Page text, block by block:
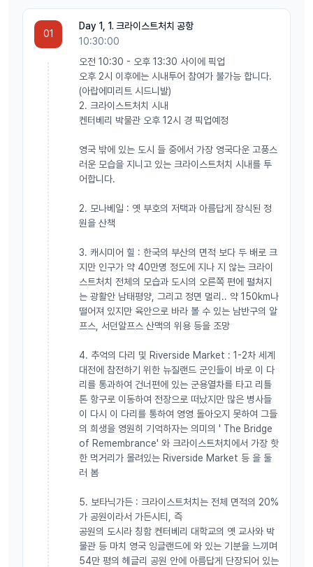
* 코스는 항공일정 및 현지 사정 (특히 겨울철 적설량에 의한 자연재해)
에 따라 다소 변경이 있을 수 있습니다.
* 밀포드사운드 도로 통제시 퀸스타운 TSS 언슬로 증기선 유람 대체
* 최소 출발 인원 :4명
01
Day 1, 1. 크라이스트처치 공항
10:30:00
오전 10:30 - 오후 13:30 사이에 픽업
오후 2시 이후에는 시내투어 참여가 불가능 합니다.
(아랍에미리트 시드니발)
2. 크라이스트처치 시내
켄터베리 박물관 오후 12시 경 픽업예정
영국 밖에 있는 도시 들 중에서 가장 영국다운 고풍스
러운 모습을 지니고 있는 크라이스트처치 시내를 투
어합니다.
2. 모나베일 : 옛 부호의 저택과 아름답게 장식된 정
원을 산책
3. 캐시미어 힐 : 한국의 부산의 면적 보다 두 배로 크
지만 인구가 약 40만명 정도에 지나 지 않는 크라이
스트처치 전체의 모습과 도시의 오른쪽 편에 펼쳐지
는 광활안 남태평양, 그리고 정면 멀리.. 약 150km나
떨어져 있지만 육안으로 바라 볼 수 있는 남반구의 알
프스, 서던알프스 산맥의 위용 등을 조망
4. 추억의 다리 및 Riverside Market : 1-2차 세계
대전에 참전하기 위한 뉴질랜드 군인들이 바로 이 다
리를 통과하여 건너편에 있는 군용열차를 타고 리틀
톤 항구로 이동하여 전장으로 떠났지만 많은 병사들
이 다시 이 다리를 통하여 영영 돌아오지 못하여 그들
의 희생을 영원히 기억하자는 의미의 ' The Bridge
of Remembrance' 와 크라이스트처치에서 가장 핫
한 먹거리가 몰려있는 Riverside Market 등 을 둘
러 봄
5. 보타닉가든 : 크라이스트처치는 전체 면적의 20%
가 공원이라서 가든시티, 즉
공원의 도시라 칭함 켄터베리 대학교의 옛 교사와 박
물관 등 마치 영국 잉글랜드에 와 있는 기분을 느끼며
54만 평의 헤글리 공원 안에 아름답게 단장되어 있는